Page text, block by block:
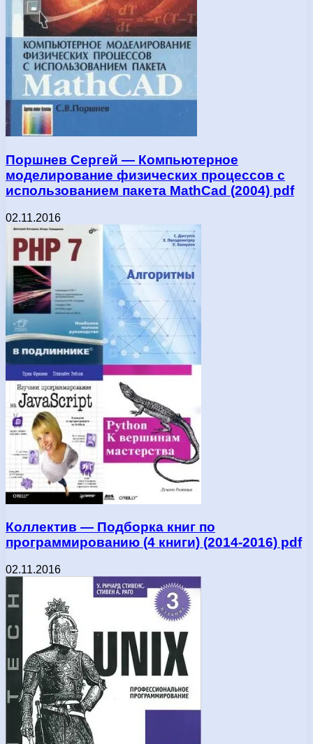
Поршнев Сергей — Компьютерное
моделирование физических процессов с
использованием пакета MathCad (2004) pdf
02.11.2016
Коллектив — Подборка книг по
программированию (4 книги) (2014-2016) pdf
02.11.2016